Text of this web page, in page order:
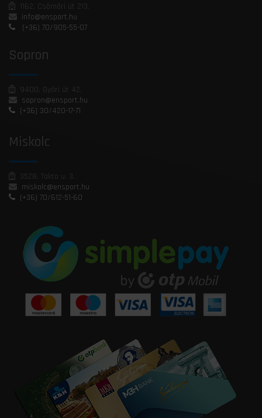
1162, Csömöri út 213.
info@ensport.hu
(+36) 70/905-55-07
Sopron
9400, Győri út 42.
sopron@ensport.hu
(+36) 30/420-17-71
Miskolc
3528, Takta u. 3.
miskolc@ensport.hu
(+36) 70/612-51-60